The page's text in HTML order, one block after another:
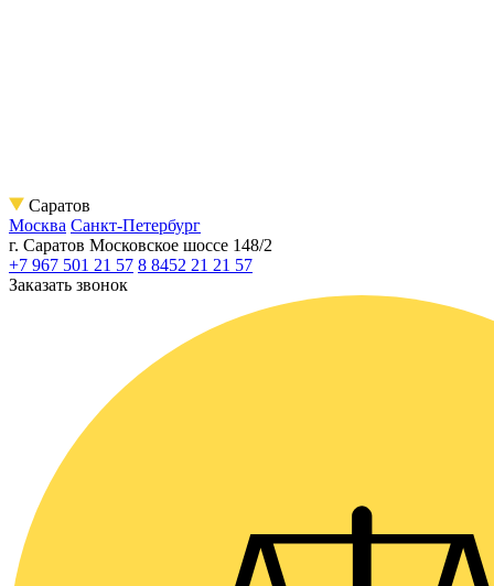
Саратов
Москва Санкт-Петербург
г. Саратов Московское шоссе 148/2
+7 967 501 21 57 8 8452 21 21 57
Заказать звонок